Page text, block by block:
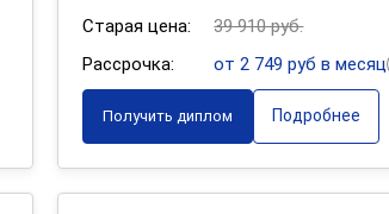
Старая цена:
39 910 руб.
Рассрочка:
от 2 749 руб в месяц
Получить диплом Подробнее